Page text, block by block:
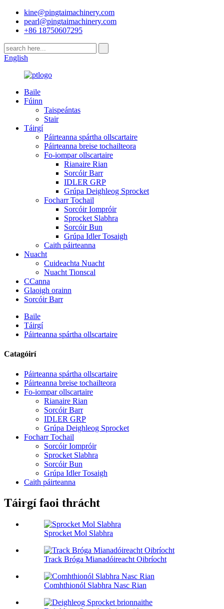
kine@pingtaimachinery.com
pearl@pingtaimachinery.com
+86 18750607295
English
Baile
Fúinn
Taispeántas
Stair
Táirgí
Páirteanna spártha ollscartaire
Páirteanna breise tochailteora
Fo-iompar ollscartaire
Rianaire Rian
Sorcóir Barr
IDLER GRP
Grúpa Deighleog Sprocket
Focharr Tochail
Sorcóir Iompróir
Sprocket Slabhra
Sorcóir Bun
Grúpa Idler Tosaigh
Caith páirteanna
Nuacht
Cuideachta Nuacht
Nuacht Tionscal
CCanna
Glaoigh orainn
Sorcóir Barr
Baile
Táirgí
Páirteanna spártha ollscartaire
Catagóirí
Páirteanna spártha ollscartaire
Páirteanna breise tochailteora
Fo-iompar ollscartaire
Rianaire Rian
Sorcóir Barr
IDLER GRP
Grúpa Deighleog Sprocket
Focharr Tochail
Sorcóir Iompróir
Sprocket Slabhra
Sorcóir Bun
Grúpa Idler Tosaigh
Caith páirteanna
Táirgí faoi thrácht
Sprocket Mol Slabhra
Track Bróga Mianadóireacht Oibríocht
Comhthionól Slabhra Nasc Rian